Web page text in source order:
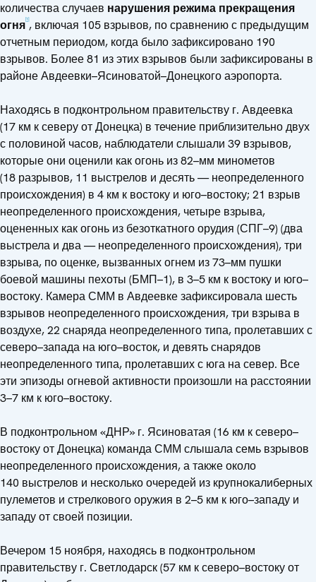
количества случаев нарушения режима прекращения
огня[1], включая 105 взрывов, по сравнению с предыдущим
отчетным периодом, когда было зафиксировано 190
взрывов. Более 81 из этих взрывов были зафиксированы в
районе Авдеевки–Ясиноватой–Донецкого аэропорта.
Находясь в подконтрольном правительству г. Авдеевка
(17 км к северу от Донецка) в течение приблизительно двух
с половиной часов, наблюдатели слышали 39 взрывов,
которые они оценили как огонь из 82–мм минометов
(18 разрывов, 11 выстрелов и десять — неопределенного
происхождения) в 4 км к востоку и юго–востоку; 21 взрыв
неопределенного происхождения, четыре взрыва,
оцененных как огонь из безоткатного орудия (СПГ–9) (два
выстрела и два — неопределенного происхождения), три
взрыва, по оценке, вызванных огнем из 73–мм пушки
боевой машины пехоты (БМП­­–1), в 3–5 км к востоку и юго–
востоку. Камера СММ в Авдеевке зафиксировала шесть
взрывов неопределенного происхождения, три взрыва в
воздухе, 22 снаряда неопределенного типа, пролетавших с
северо–запада на юго–восток, и девять снарядов
неопределенного типа, пролетавших с юга на север. Все
эти эпизоды огневой активности произошли на расстоянии
3–7 км к юго–востоку.
В подконтрольном «ДНР» г. Ясиноватая (16 км к северо–
востоку от Донецка) команда СММ слышала семь взрывов
неопределенного происхождения, а также около
140 выстрелов и несколько очередей из крупнокалиберных
пулеметов и стрелкового оружия в 2–5 км к юго–западу и
западу от своей позиции.
Вечером 15 ноября, находясь в подконтрольном
правительству г. Светлодарск (57 км к северо–востоку от